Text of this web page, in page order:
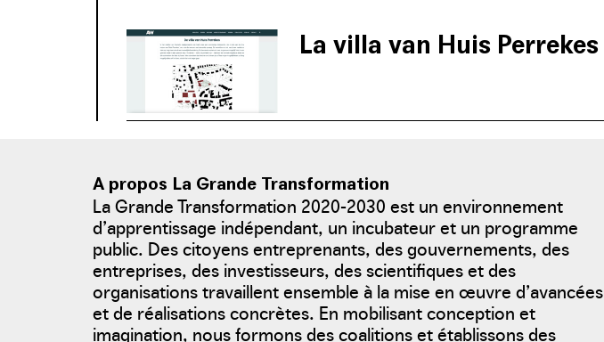
La villa van Huis Perrekes
A propos La Grande Transformation
La Grande Transformation 2020-2030 est un environnement
d’apprentissage indépendant, un incubateur et un programme
public. Des citoyens entreprenants, des gouvernements, des
entreprises, des investisseurs, des scientifiques et des
organisations travaillent ensemble à la mise en œuvre d’avancées
et de réalisations concrètes. En mobilisant conception et
imagination, nous formons des coalitions et établissons des